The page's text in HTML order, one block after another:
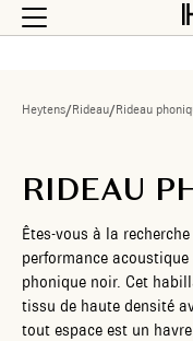
Heytens/Rideau/Rideau
RIDEAU
Êtes-vous à la
performance
phonique noir. Cet
tissu de haute densité
tout espace est un